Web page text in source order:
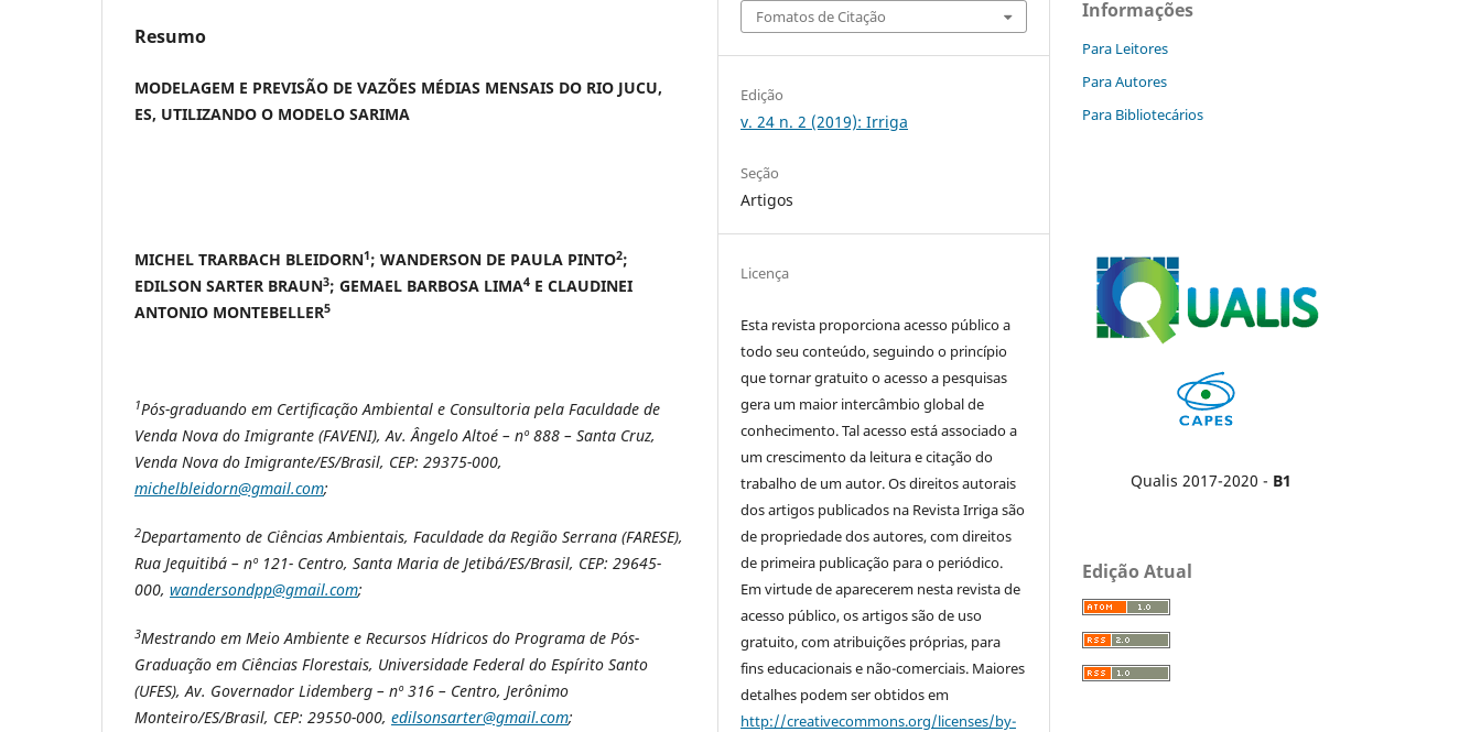
Resumo
MODELAGEM E PREVISÃO DE VAZÕES MÉDIAS MENSAIS DO RIO JUCU,
ES, UTILIZANDO O MODELO SARIMA
MICHEL TRARBACH BLEIDORN1; WANDERSON DE PAULA PINTO2;
EDILSON SARTER BRAUN3; GEMAEL BARBOSA LIMA4 E CLAUDINEI
ANTONIO MONTEBELLER5
1Pós-graduando em Certificação Ambiental e Consultoria pela Faculdade de
Venda Nova do Imigrante (FAVENI), Av. Ângelo Altoé – nº 888 – Santa Cruz,
Venda Nova do Imigrante/ES/Brasil, CEP: 29375-000,
michelbleidorn@gmail.com;
2Departamento de Ciências Ambientais, Faculdade da Região Serrana (FARESE),
Rua Jequitibá – nº 121- Centro, Santa Maria de Jetibá/ES/Brasil, CEP: 29645-
000, wandersondpp@gmail.com;
3Mestrando em Meio Ambiente e Recursos Hídricos do Programa de Pós-
Graduação em Ciências Florestais, Universidade Federal do Espírito Santo
(UFES), Av. Governador Lidemberg – nº 316 – Centro, Jerônimo
Monteiro/ES/Brasil, CEP: 29550-000, edilsonsarter@gmail.com;
Fomatos de Citação
Edição
v. 24 n. 2 (2019): Irriga
Seção
Artigos
Licença
Esta revista proporciona acesso público a
todo seu conteúdo, seguindo o princípio
que tornar gratuito o acesso a pesquisas
gera um maior intercâmbio global de
conhecimento. Tal acesso está associado a
um crescimento da leitura e citação do
trabalho de um autor. Os direitos autorais
dos artigos publicados na Revista Irriga são
de propriedade dos autores, com direitos
de primeira publicação para o periódico.
Em virtude de aparecerem nesta revista de
acesso público, os artigos são de uso
gratuito, com atribuições próprias, para
fins educacionais e não-comerciais. Maiores
detalhes podem ser obtidos em
http://creativecommons.org/licenses/by-
Informações
Para Leitores
Para Autores
Para Bibliotecários
Qualis 2017-2020 - B1
Edição Atual